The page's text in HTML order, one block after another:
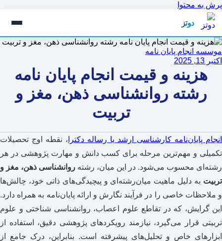
پرش به محتوا
دوتز
موسسه انجام پایان نامه
اکتبر 13, 2025
هزینه و قیمت انجام پایان نامه
رشته روانشناسی ذهن، مغز و
تربیت
انجام پایان‌نامه کارشناسی ارشد یا رساله دکترا ، نقطه اوج تحصیلات
تکمیلی و مهم‌ترین مرحله برای کسب دانش و مهارت پژوهشی در هر
رشته‌ای محسوب می‌شود. در این میان، رشته روانشناسی ذهن، مغز و
تربیت به دلیل ماهیت میان‌رشته‌ای و پیچیدگی‌های ذاتی خود، چالش‌ها
و ملاحظات خاصی را در فرآیند نگارش و ارائه پایان‌نامه به همراه دارد.
این گرایش، که در تقاطع علوم اعصاب، روانشناسی شناختی و علوم
تربیتی قرار می‌گیرد، نیازمند رویکردهای پژوهشی دقیق، استفاده از
ابزارهای خاص و تحلیل‌های پیشرفته است. بنابراین، درک جامع از